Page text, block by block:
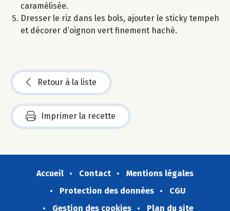
caramélisée.
Dresser le riz dans les bols, ajouter le sticky tempeh
et décorer d’oignon vert finement haché.
Retour à la liste
Imprimer la recette
Accueil Contact
Mentions légales
Protection des données
CGU
Gestion des cookies
Plan du site